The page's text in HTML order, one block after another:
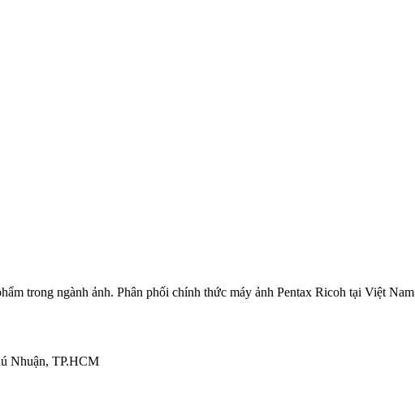
trong ngành ảnh. Phân phối chính thức máy ảnh Pentax Ricoh tại Việt Nam
Nhuận, TP.HCM